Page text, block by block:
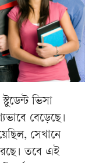
স্টুডেন্ট ভিসা
বেড়েছে।
সেখানে
তবে এই